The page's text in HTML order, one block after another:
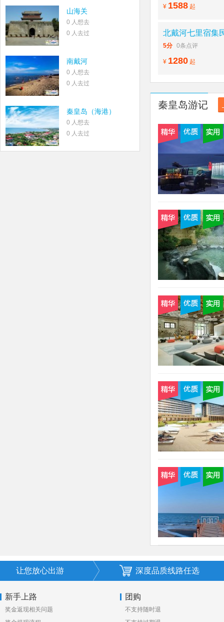
山海关
0 人想去
0 人去过
南戴河
0 人想去
0 人去过
秦皇岛（海港）
0 人想去
0 人去过
¥ 1588 起
北戴河七里宿集
5分 0条点评
¥ 1280 起
秦皇岛游记
让您放心出游 深度品质线路任选
新手上路
奖金返现相关问题
团购
不支持随时退